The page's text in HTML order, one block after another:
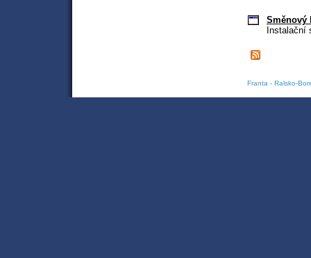
Směnový
Instalační
Franta - Ralsko-